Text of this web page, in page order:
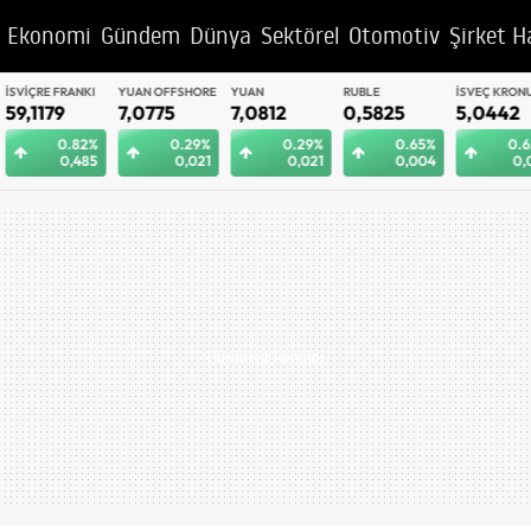
Ekonomi Gündem Dünya Sektörel Otomotiv Şirket
YUAN OFFSHORE
7,0775
0.29%
0,021
YUAN
7,0812
0.29%
0,021
RUBLE
0,5825
0.65%
0,004
İSVEÇ KRONU
5,0442
0.62%
0,031
BAE DIRHEMI
12,9992